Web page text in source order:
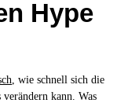
Hype
, wie schnell sich die
kann. Was